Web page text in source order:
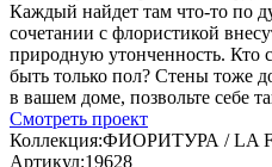
Каждый найдет там что-то по
сочетании с флористикой
природную утонченность. Кто
быть только пол? Стены тоже
в вашем доме, позвольте себе
Смотреть проект
Коллекция:ФИОРИТУРА / LA
Артикул:19628